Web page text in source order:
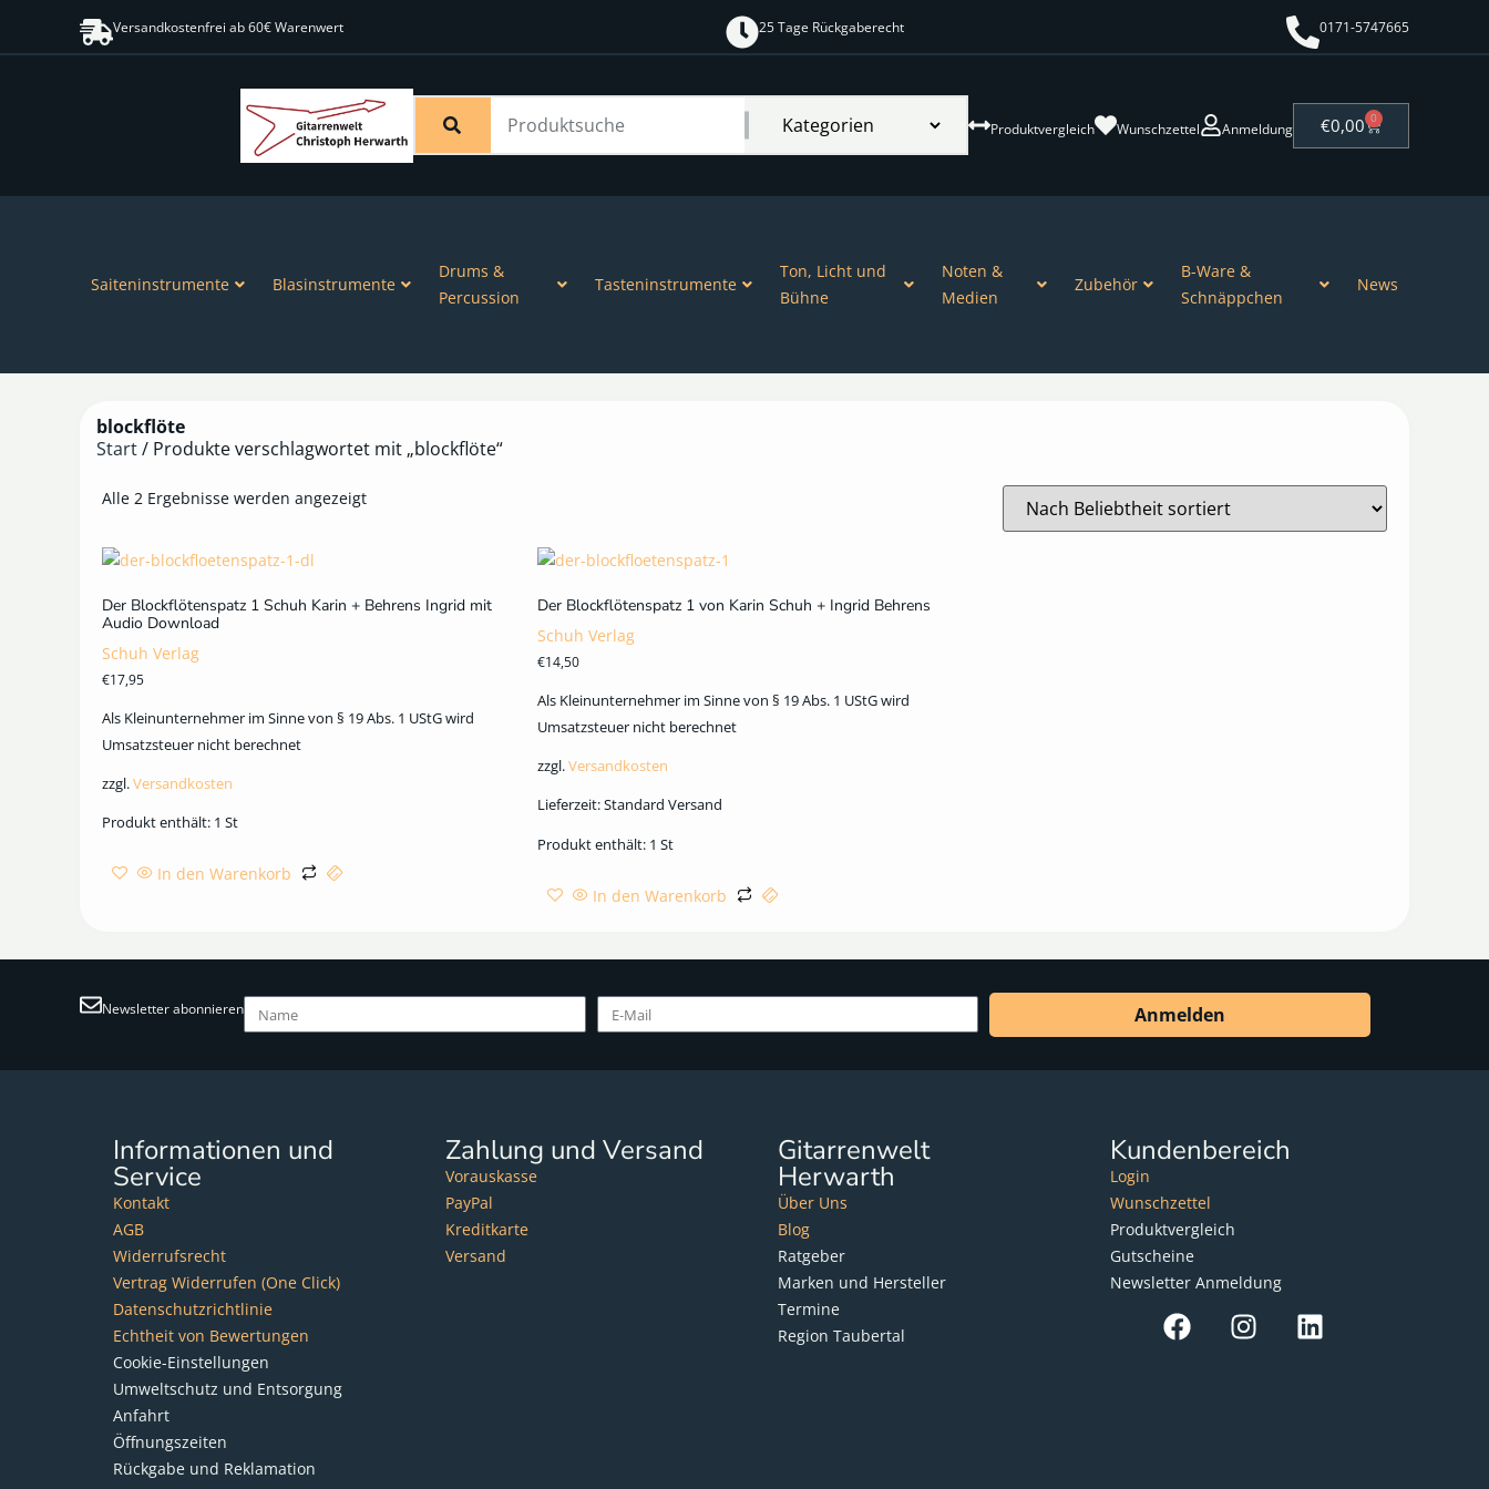
Versandkostenfrei ab 60€ Warenwert 25 Tage Rückgaberecht 0171-5747665
Produktvergleich Wunschzettel Anmeldung €0,00 0
Saiteninstrumente Blasinstrumente
Drums &
Percussion
Tasteninstrumente
Ton, Licht und
Bühne
Noten &
Medien
Zubehör
B-Ware &
Schnäppchen
News
blockflöte
Start/ Produkte verschlagwortet mit „blockflöte“
Alle 2 Ergebnisse werden angezeigt
Der Blockflötenspatz 1 Schuh Karin + Behrens Ingrid mit
Audio Download
Schuh Verlag
€17,95
Als Kleinunternehmer im Sinne von § 19 Abs. 1 UStG wird
Umsatzsteuer nicht berechnet
zzgl.Versandkosten
Produkt enthält: 1 St
In den Warenkorb
Der Blockflötenspatz 1 von Karin Schuh + Ingrid Behrens
Schuh Verlag
€14,50
Als Kleinunternehmer im Sinne von § 19 Abs. 1 UStG wird
Umsatzsteuer nicht berechnet
zzgl.Versandkosten
Lieferzeit:Standard Versand
Produkt enthält: 1St
In den Warenkorb
Newsletter abonnieren Anmelden
Informationen und
Service
Kontakt
AGB
Widerrufsrecht
Vertrag Widerrufen (One Click)
Datenschutzrichtlinie
Echtheit von Bewertungen
Cookie-Einstellungen
Umweltschutz und Entsorgung
Anfahrt
Öffnungszeiten
Rückgabe und Reklamation
Zahlung und Versand
Vorauskasse
PayPal
Kreditkarte
Versand
Gitarrenwelt
Herwarth
Über Uns
Blog
Ratgeber
Marken und Hersteller
Termine
Region Taubertal
Kundenbereich
Login
Wunschzettel
Produktvergleich
Gutscheine
Newsletter Anmeldung